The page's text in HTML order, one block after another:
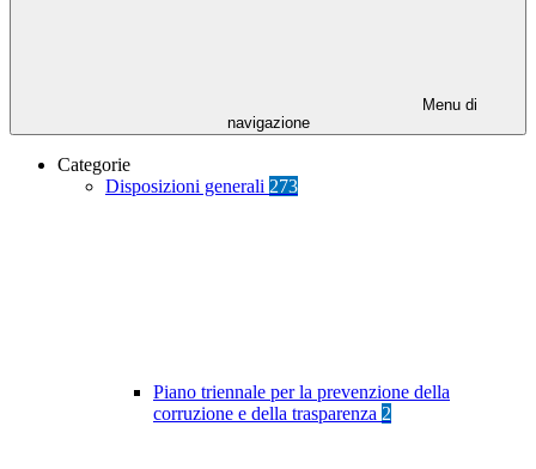
Menu di
navigazione
Categorie
Disposizioni generali 273
Piano triennale per la prevenzione della
corruzione e della trasparenza 2